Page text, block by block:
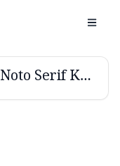
Noto Serif Khojki